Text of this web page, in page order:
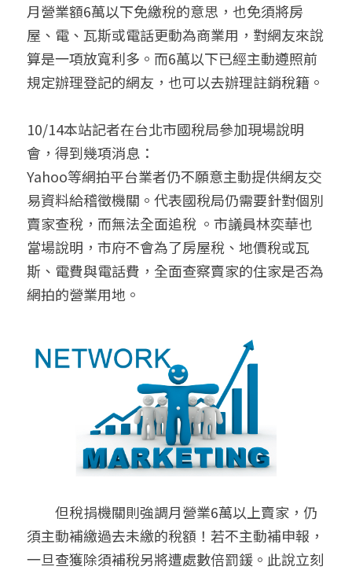
搜索
月營業額6萬以下免繳稅的意思，也免須將房
屋、電、瓦斯或電話更動為商業用，對網友來說
算是一項放寬利多。而6萬以下已經主動遵照前
規定辦理登記的網友，也可以去辦理註銷稅籍。
10/14本站記者在台北市國稅局參加現場說明
會，得到幾項消息：
Yahoo等網拍平台業者仍不願意主動提供網友交
易資料給稽徵機關。代表國稅局仍需要針對個別
賣家查稅，而無法全面追稅 。市議員林奕華也
當場說明，市府不會為了房屋稅、地價稅或瓦
斯、電費與電話費，全面查察賣家的住家是否為
網拍的營業用地。
但稅捐機關則強調月營業6萬以上賣家，仍
須主動補繳過去未繳的稅額！若不主動補申報，
一旦查獲除須補稅另將遭處數倍罰鍰。此說立刻